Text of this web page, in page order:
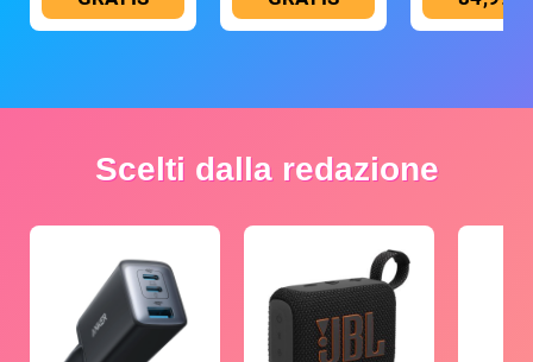
Scelti dalla redazione